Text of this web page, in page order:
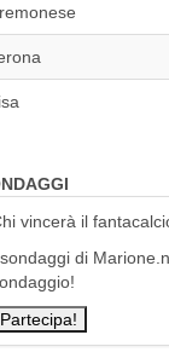
vincerà il
di